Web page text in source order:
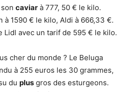
caviar à 777, 50 € le kilo.
à 1590 € le kilo, Aldi à 666,33 €.
Lidl avec un tarif de 595 € le kilo.
cher du monde ? Le Beluga
à 255 euros les 30 grammes,
du plus gros des esturgeons.